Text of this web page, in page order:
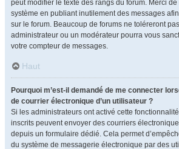
peut modifier le texte des rangs du forum. Merci
système en publiant inutilement des messages
sur le forum. Beaucoup de forums ne toléreront
administrateur ou un modérateur pourra vous
votre compteur de messages.
Haut
Pourquoi m’est-il demandé de me connecter
de courrier électronique d’un utilisateur ?
Si les administrateurs ont activé cette
inscrits peuvent envoyer des courriers
depuis un formulaire dédié. Cela permet
du système de messagerie électronique par des